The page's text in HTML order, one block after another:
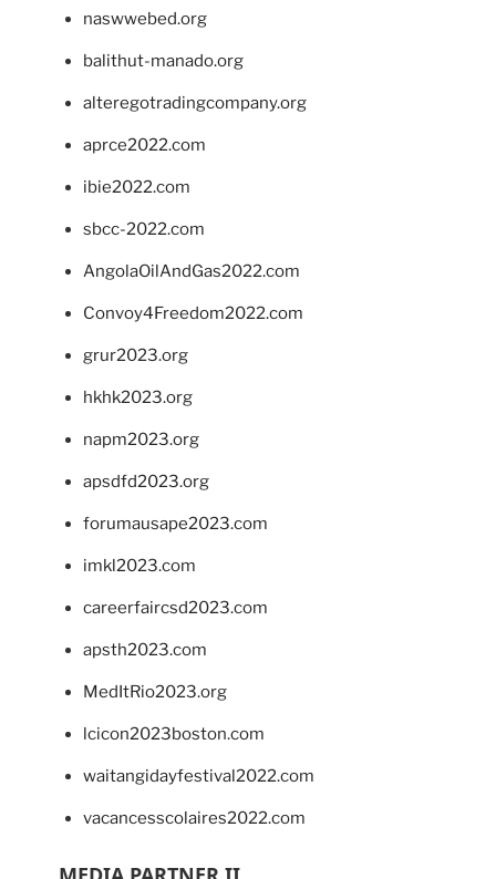
naswwebed.org
balithut-manado.org
alteregotradingcompany.org
aprce2022.com
ibie2022.com
sbcc-2022.com
AngolaOilAndGas2022.com
Convoy4Freedom2022.com
grur2023.org
hkhk2023.org
napm2023.org
apsdfd2023.org
forumausape2023.com
imkl2023.com
careerfaircsd2023.com
apsth2023.com
MedItRio2023.org
lcicon2023boston.com
waitangidayfestival2022.com
vacancesscolaires2022.com